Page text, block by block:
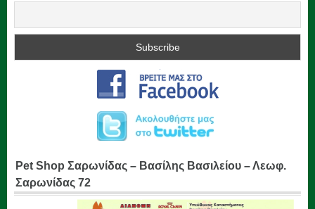
Pet Shop Σαρωνίδας – Βασίλης Βασιλείου – Λεωφ.
Σαρωνίδας 72